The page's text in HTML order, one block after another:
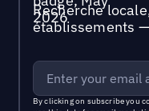
Recherche
établissements
By clicking on subscribe you